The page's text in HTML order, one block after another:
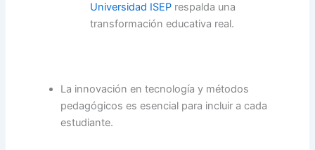
Universidad ISEP respalda una
transformación educativa real.
La innovación en tecnología y métodos
pedagógicos es esencial para incluir a cada
estudiante.